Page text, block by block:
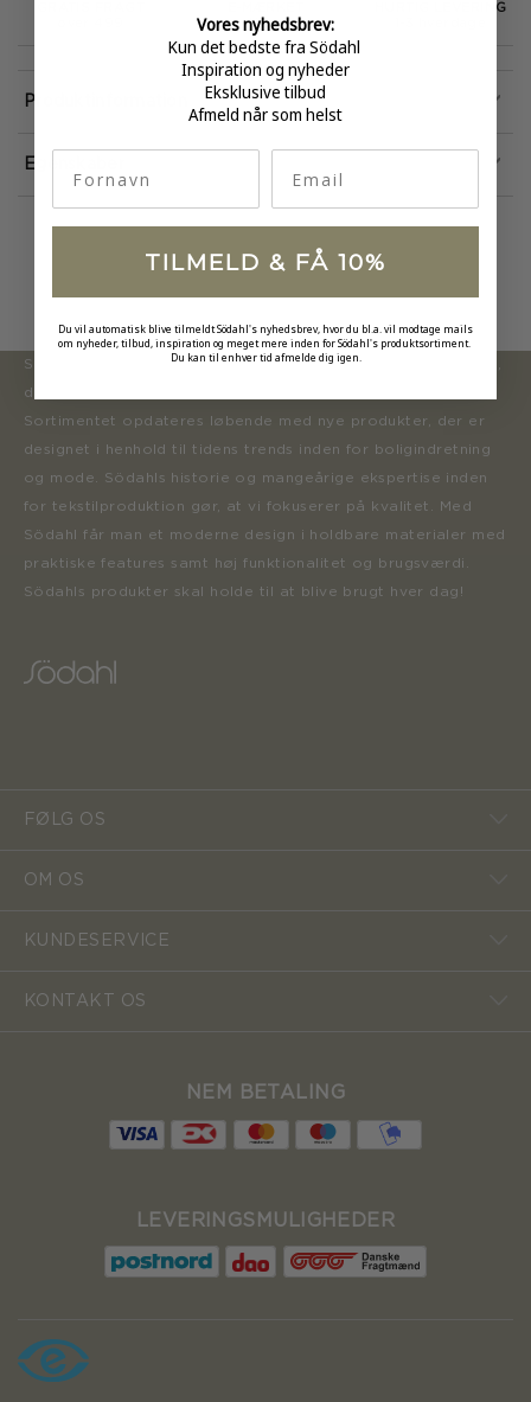
certificeret
HURTIG LEVERING
Egenskaber
Produktinformation
Södahl ønsker at tilbyde en moderne og attraktiv kollektion,
der inspirerer forbrugerne til at forny deres hjem.
Sortimentet opdateres løbende med nye produkter, der er
designet i henhold til tidens trends inden for boligindretning
og mode. Södahls historie og mangeårige ekspertise inden
for tekstilproduktion gør, at vi fokuserer på kvalitet. Med
Södahl får man et moderne design i holdbare materialer med
praktiske features samt høj funktionalitet og brugsværdi.
Södahls produkter skal holde til at blive brugt hver dag!
FØLG OS
OM OS
KUNDESERVICE
KONTAKT OS
NEM BETALING
LEVERINGSMULIGHEDER
Vores nyhedsbrev:
Kun det bedste fra Södahl
Inspiration og nyheder
Eksklusive tilbud
Afmeld når som helst
TILMELD & FÅ 10%
Du vil automatisk blive tilmeldt Södahl's nyhedsbrev, hvor du bl.a. vil modtage mails
om nyheder, tilbud, inspiration og meget mere inden for Södahl's produktsortiment.
Du kan til enhver tid afmelde dig igen.